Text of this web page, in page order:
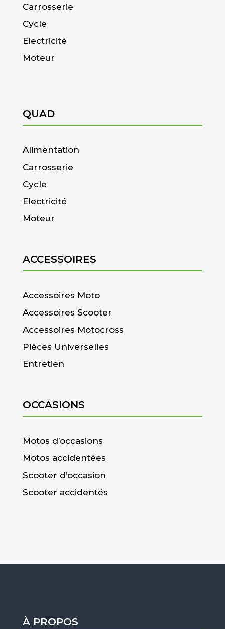
Carrosserie
Cycle
Electricité
Moteur
QUAD
Alimentation
Carrosserie
Cycle
Electricité
Moteur
ACCESSOIRES
Accessoires Moto
Accessoires Scooter
Accessoires Motocross
Pièces Universelles
Entretien
OCCASIONS
Motos d’occasions
Motos accidentées
Scooter d’occasion
Scooter accidentés
À PROPOS